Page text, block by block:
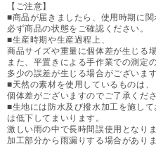
【ご注意】
■商品が届きましたら、使用時期に関
必ず商品の状態をご確認ください。
■生産時期や生産過程上、
商品サイズや重量に個体差が生じる
また、平置きによる手作業での測定の
多少の誤差が生じる場合がございま
■天然の素材を使用しているものは、
個体差がございますのでご了承くださ
■生地には防水及び撥水加工を施し
は低下してまいります。
激しい雨の中で長時間誤使用となり
加工部分から雨漏りする場合がありま